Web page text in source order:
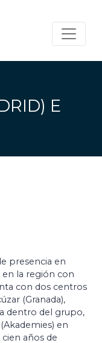
E
presencia en
en la región con
con dos centros
(Granada),
dentro del grupo,
en
cien años de